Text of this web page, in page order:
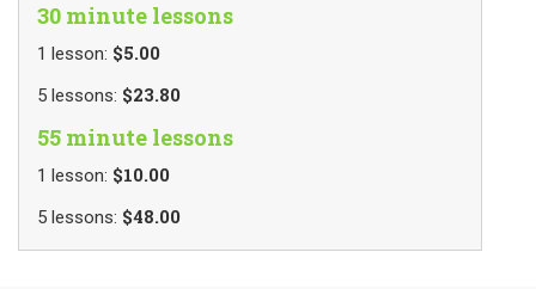
30 minute lessons
1 lesson: $5.00
5 lessons: $23.80
55 minute lessons
1 lesson: $10.00
5 lessons: $48.00